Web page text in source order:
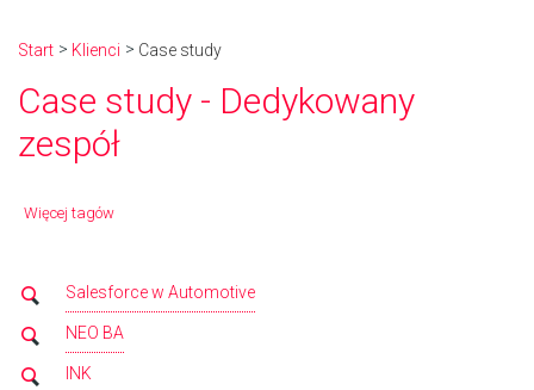
Start Klienci Case study
Case study - Dedykowany
zespół
Więcej tagów
Salesforce w Automotive
NEO BA
INK